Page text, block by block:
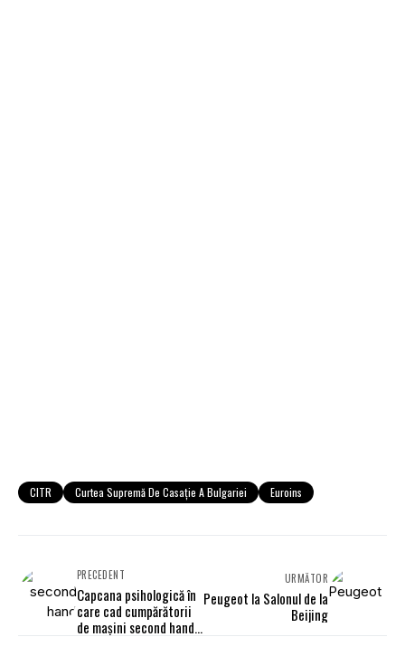
CITR Curtea Supremă De Casație A Bulgariei Euroins
PRECEDENT
Capcana psihologică în
care cad cumpărătorii
de mașini second hand.
URMĂTOR
Peugeot la Salonul de la
Beijing